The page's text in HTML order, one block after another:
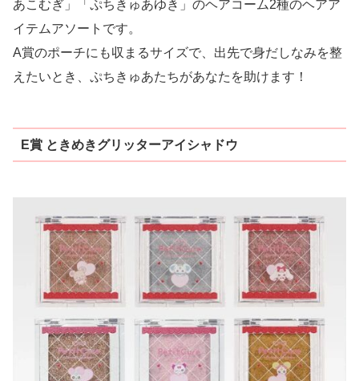
あこむぎ」「ぷちきゅあゆき」のヘアコーム2種のヘアア
イテムアソートです。
A賞のポーチにも収まるサイズで、出先で身だしなみを整
えたいとき、ぷちきゅあたちがあなたを助けます！
E賞 ときめきグリッターアイシャドウ